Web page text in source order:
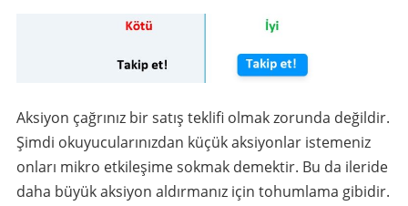
Aksiyon çağrınız bir satış teklifi olmak zorunda değildir.
Şimdi okuyucularınızdan küçük aksiyonlar istemeniz
onları mikro etkileşime sokmak demektir. Bu da ileride
daha büyük aksiyon aldırmanız için tohumlama gibidir.